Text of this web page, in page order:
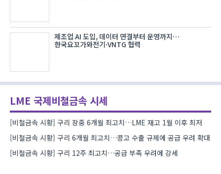
제조업 AI 도입, 데이터 연결부터 운영까지…
한국요꼬가와전기·VNTG 협력
LME 국제비철금속 시세
[비철금속 시황] 구리 장중 6개월 최고치…LME 재고 1월 이후 최저
[비철금속 시황] 구리 6개월 최고치…콩고 수출 규제에 공급 우려 확대
[비철금속 시황] 구리 12주 최고치…공급 부족 우려에 강세